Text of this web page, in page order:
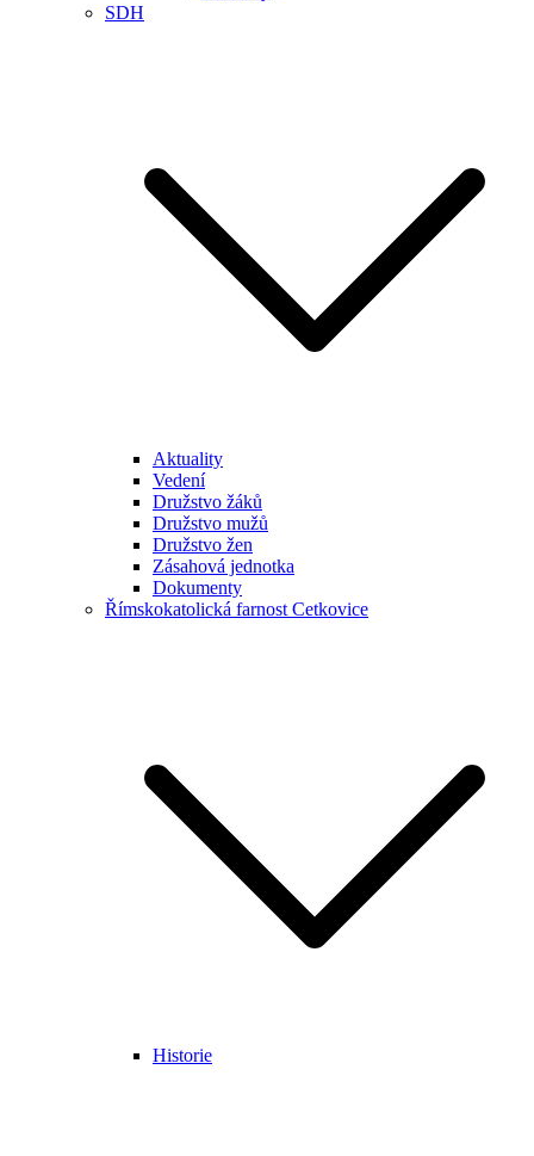
SDH
Aktuality
Vedení
Družstvo žáků
Družstvo mužů
Družstvo žen
Zásahová jednotka
Dokumenty
Římskokatolická farnost Cetkovice
Historie